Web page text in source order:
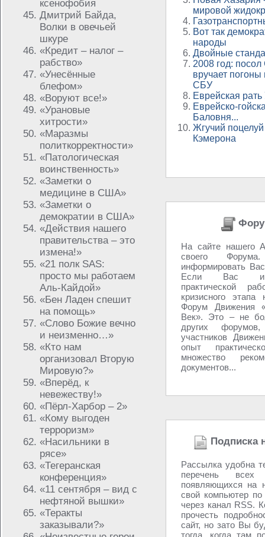
ксенофобия
Дмитрий Байда,
Волки в овечьей
шкуре
«Кредит – налог –
рабство»
«Унесённые
блефом»
«Воруют все!»
«Урановые
хитрости»
«Маразмы
политкорректности»
«Патологическая
воинственность»
«Заметки о
медицине в США»
«Заметки о
демократии в США»
«Действия нашего
правительства – это
измена!»
«21 полк SAS:
просто мы работаем
Аль-Кайдой»
«Бен Ладен спешит
на помощь»
«Слово Божие вечно
и неизменно…»
«Кто нам
организовал Вторую
Мировую?»
«Вперёд, к
невежеству!»
«Пёрл-Харбор – 2»
«Кому выгоден
терроризм»
«Насильники в
рясе»
«Тегеранская
конференция»
«11 сентября – вид с
нефтяной вышки»
«Теракты
заказывали?»
мировой
Вот так
народы
Двойные
2008 год:
вручает
СБУ
Еврейская
Еврейско-
Баловня...
Жгучий
Кэмерона
На сайте нашего
своего
информировать
Если Вас
практической
кризисного
Форум Движения
Век». Это – не
других
участников
опыт
множество
документов...
Подписка
Рассылка удобна
перечень всех
появляющихся на
свой компьютер по
через канал RSS.
прочесть
сайт, но зато Вы
тогда, когда там